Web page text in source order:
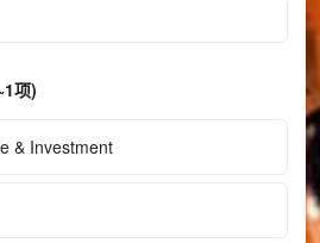
项)
& Investment